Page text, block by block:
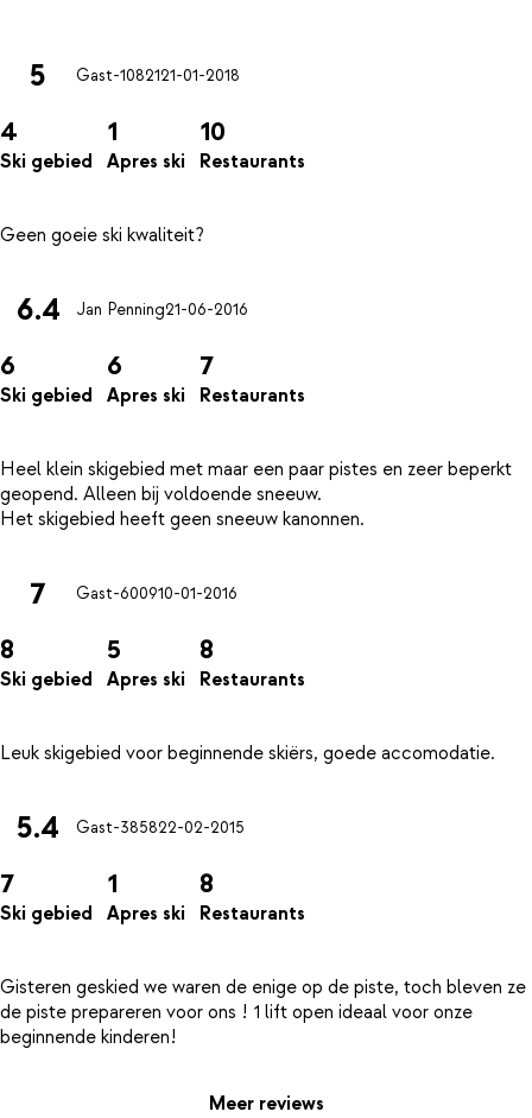
5 Gast-1082121-01-2018
4
Ski gebied
1
Apres ski
10
Restaurants
6.4 Jan Penning21-06-2016
6
Ski gebied
6
Apres ski
7
Restaurants
Heel klein skigebied met maar een paar pistes en zeer beperkt
geopend. Alleen bij voldoende sneeuw.
7 Gast-600910-01-2016
8
Ski gebied
5
Apres ski
8
Restaurants
5.4 Gast-385822-02-2015
7
Ski gebied
1
Apres ski
8
Restaurants
Gisteren geskied we waren de enige op de piste, toch bleven ze
de piste prepareren voor ons ! 1 lift open ideaal voor onze
Meer reviews